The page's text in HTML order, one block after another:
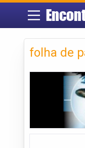
folha de